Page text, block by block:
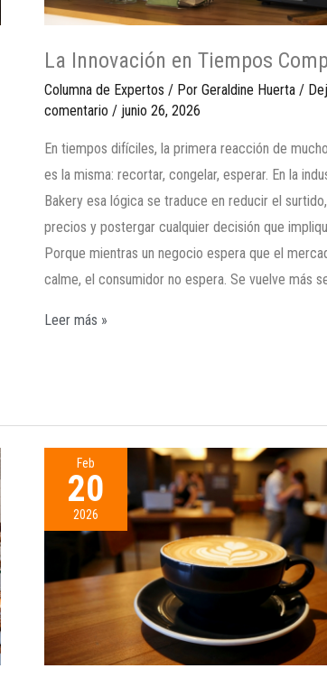
La Innovación en Tiempos
Columna de Expertos / PorGeraldine Huerta /
comentario / junio 26, 2026
En tiempos difíciles, la primera reacción de
es la misma: recortar, congelar, esperar. En la
Bakery esa lógica se traduce en reducir el
precios y postergar cualquier decisión que
Porque mientras un negocio espera que el
calme, el consumidor no espera. Se vuelve más
Leer más »
Feb
20
2026